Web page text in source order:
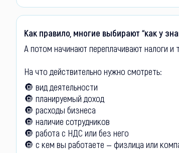
Как правило, многие выбирают “как у
А потом начинают переплачивают налоги и
На что действительно нужно смотреть:
🔘 вид деятельности
🔘 планируемый доход
🔘 расходы бизнеса
🔘 наличие сотрудников
🔘 работа с НДС или без него
🔘 с кем вы работаете — физлица или